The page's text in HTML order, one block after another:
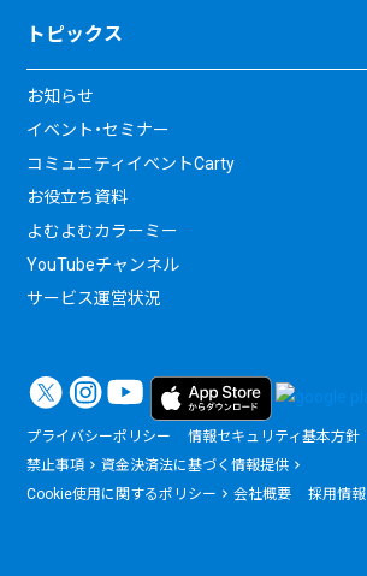
トピックス
お知らせ
イベント・セミナー
コミュニティイベントCarty
お役立ち資料
よむよむカラーミー
YouTubeチャンネル
サービス運営状況
プライバシーポリシー 情報セキュリティ基本方針
禁止事項
資金決済法に基づく情報提供
Cookie使用に関するポリシー
会社概要 採用情報